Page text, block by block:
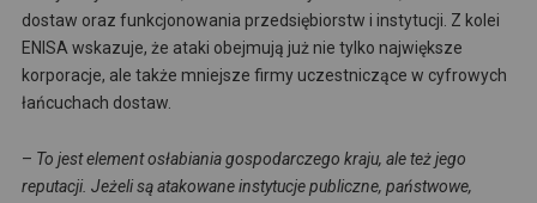
dostaw oraz funkcjonowania przedsiębiorstw i instytucji. Z kolei
ENISA wskazuje, że ataki obejmują już nie tylko największe
korporacje, ale także mniejsze firmy uczestniczące w cyfrowych
łańcuchach dostaw.
– To jest element osłabiania gospodarczego kraju, ale też jego
reputacji. Jeżeli są atakowane instytucje publiczne, państwowe,